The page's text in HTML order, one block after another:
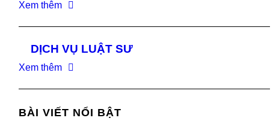
Xem thêm
DỊCH VỤ LUẬT SƯ
Xem thêm
BÀI VIẾT NỔI BẬT